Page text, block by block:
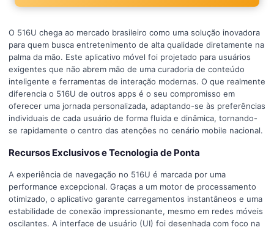
O 516U chega ao mercado brasileiro como uma solução inovadora
para quem busca entretenimento de alta qualidade diretamente na
palma da mão. Este aplicativo móvel foi projetado para usuários
exigentes que não abrem mão de uma curadoria de conteúdo
inteligente e ferramentas de interação modernas. O que realmente
diferencia o 516U de outros apps é o seu compromisso em
oferecer uma jornada personalizada, adaptando-se às preferências
individuais de cada usuário de forma fluida e dinâmica, tornando-
se rapidamente o centro das atenções no cenário mobile nacional.
Recursos Exclusivos e Tecnologia de Ponta
A experiência de navegação no 516U é marcada por uma
performance excepcional. Graças a um motor de processamento
otimizado, o aplicativo garante carregamentos instantâneos e uma
estabilidade de conexão impressionante, mesmo em redes móveis
oscilantes. A interface de usuário (UI) foi desenhada com foco na